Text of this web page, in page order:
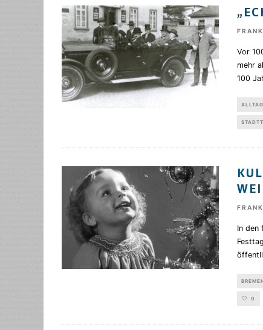
Vor
mehr
100
ALLTAG
In den
0